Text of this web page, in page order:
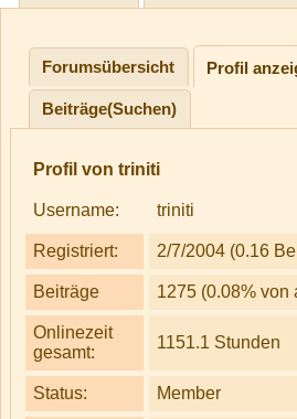
Forumsübersicht Profil
Beiträge(Suchen)
Profil von triniti
Username: triniti
Registriert: 2/7/2004 (0.16
Beiträge 1275 (0.08% von
Onlinezeit
gesamt:
1151.1 Stunden
Status: Member